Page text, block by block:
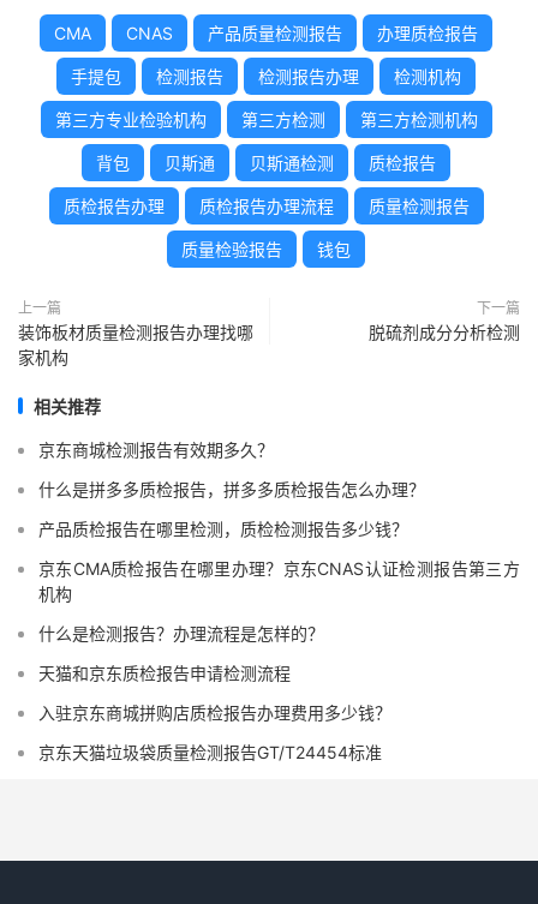
CMA CNAS 产品质量检测报告 办理质检报告
手提包 检测报告 检测报告办理 检测机构
第三方专业检验机构 第三方检测 第三方检测机构
背包 贝斯通 贝斯通检测 质检报告
质检报告办理 质检报告办理流程 质量检测报告
质量检验报告 钱包
上一篇
装饰板材质量检测报告办理找哪
家机构
下一篇
脱硫剂成分分析检测
相关推荐
京东商城检测报告有效期多久？
什么是拼多多质检报告，拼多多质检报告怎么办理？
产品质检报告在哪里检测，质检检测报告多少钱？
京东CMA质检报告在哪里办理？京东CNAS认证检测报告第三方
机构
什么是检测报告？办理流程是怎样的？
天猫和京东质检报告申请检测流程
入驻京东商城拼购店质检报告办理费用多少钱？
京东天猫垃圾袋质量检测报告GT/T24454标准